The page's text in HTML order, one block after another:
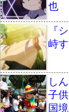
也
『
峙
し
子
国